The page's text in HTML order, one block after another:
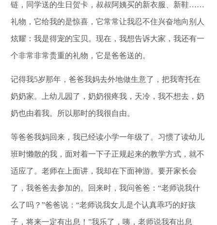
链，同学送的生日贺卡，叔叔阿姨买的新衣服、新鞋……
礼物，它给我的是惊喜，它常常让我忍不住兴奋地向别人
炫耀：我是得宠的宝贝。现在，我想告诉大家，我还有一
个非常非常贵重的礼物，它是爸爸送的。
记得我5岁那年，爸爸我妈去外地做生意了，把我寄托在
奶奶家。上幼儿园了，奶奶很疼我，天冷，我不想去，奶
奶也由着我。所以那时的我很自由。
等爸爸我妈回来，我已经读小学一年级了。习惯了读幼儿
班时懒散的我，面对着一下子正规起来的教学方式，就不
适应了。老师在上面讲，我却在下面神游。要开家长会
了，我爸爸去参加的。回来时，我问爸爸：“老师说我什
么了吗？”爸爸说：“老师说我女儿是个认真乖巧的好孩
子，将来一定有出息！”我乐了，咦，老师说我有出息